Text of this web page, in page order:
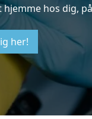
hos dig,
her!